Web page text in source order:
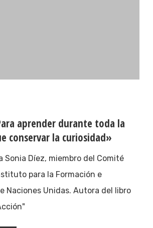
aprender durante toda la
conservar la curiosidad»
Sonia Díez, miembro del Comité
para la Formación e
Naciones Unidas. Autora del libro